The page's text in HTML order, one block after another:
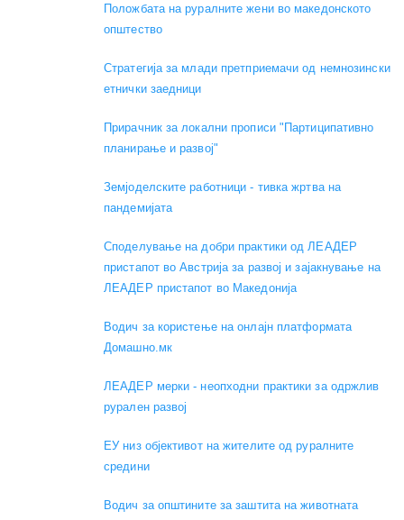
Положбата на руралните жени во македонското
општество
Стратегија за млади претприемачи од немнозински
етнички заедници
Прирачник за локални прописи "Партиципативно
планирање и развој"
Земјоделските работници - тивка жртва на
пандемијата
Споделување на добри практики од ЛЕАДЕР
пристапот во Австрија за развој и зајакнување на
ЛЕАДЕР пристапот во Македонија
Водич за користење на онлајн платформата
Домашно.мк
ЛЕАДЕР мерки - неопходни практики за одржлив
рурален развој
ЕУ низ објективот на жителите од руралните
средини
Водич за општините за заштита на животната